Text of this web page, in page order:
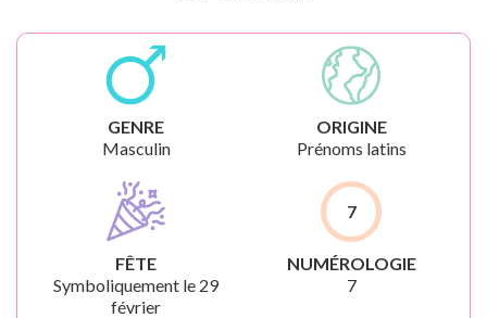
GENRE
Masculin
ORIGINE
Prénoms latins
FÊTE
Symboliquement le 29
février
7
NUMÉROLOGIE
7